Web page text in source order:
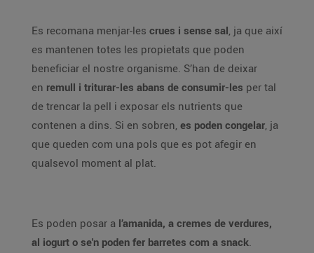
Es recomana menjar-les crues i sense sal, ja que així
es mantenen totes les propietats que poden
beneficiar el nostre organisme. S’han de deixar
en remull i triturar-les abans de consumir-les per tal
de trencar la pell i exposar els nutrients que
contenen a dins. Si en sobren, es poden congelar, ja
que queden com una pols que es pot afegir en
qualsevol moment al plat.
Es poden posar a l’amanida, a cremes de verdures,
al iogurt o se'n poden fer barretes com a snack.